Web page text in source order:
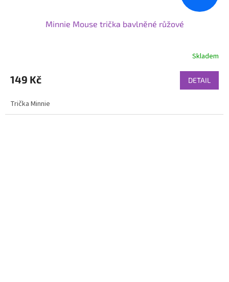
Minnie Mouse trička bavlněné růžové
Skladem
149 Kč DETAIL
Trička Minnie